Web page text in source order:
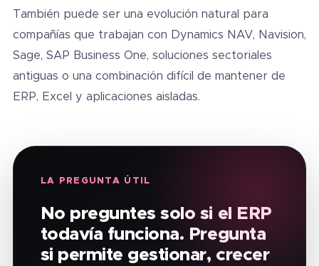
También puede ser una evolución natural para
compañías que trabajan con Dynamics NAV, Navision,
Sage, SAP Business One, soluciones sectoriales
antiguas o una combinación difícil de mantener de
ERP, Excel y aplicaciones aisladas.
LA PREGUNTA ÚTIL
No preguntes solo si el ERP
todavía funciona. Pregunta
si permite gestionar, crecer